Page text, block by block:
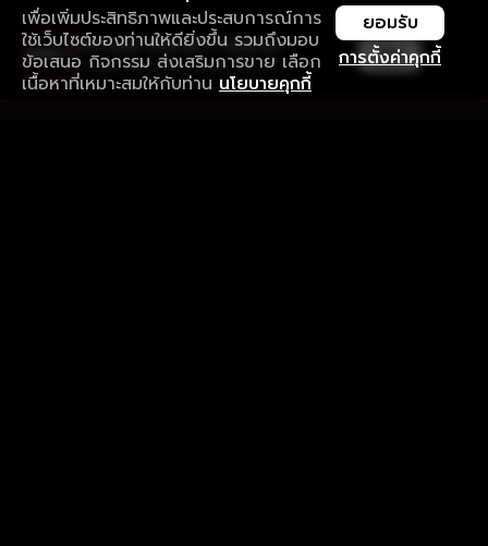
เพื่อเพิ่มประสิทธิภาพและประสบการณ์การ
ใช้เว็บไซต์ของท่านให้ดียิ่งขึ้น รวมถึงมอบ
ข้อเสนอ กิจกรรม ส่งเสริมการขาย เลือก
เนื้อหาที่เหมาะสมให้กับท่าน นโยบายคุกกี้
การตั้งค่าคุกกี้
ยอมรับ
ใช้งานแอป ลื่นไหลกว่า ไม่มีสะดุด
ดาวน์โหลดแอปเพื่อการรับชมที่ดีกว่า เปิด